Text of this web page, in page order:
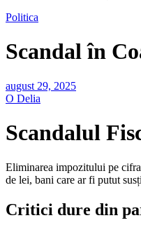
Politica
Scandal în
august 29, 2025
O Delia
Scandalul
Eliminarea impozitului pe
de lei, bani care ar fi putut
Critici dure din